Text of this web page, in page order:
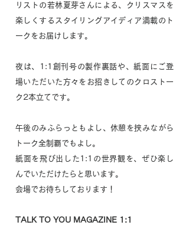
リストの若林夏芽さんによる、クリスマスを
楽しくするスタイリングアイディア満載のト
ークをお届けします。
夜は、1:1創刊号の製作裏話や、紙面にご登
場いただいた方々をお招きしてのクロストー
ク2本立てです。
午後のみふらっともよし、休憩を挟みながら
トーク全制覇でもよし。
紙面を飛び出した1:1の世界観を、ぜひ楽し
んでいただけたらと思います。
会場でお待ちしております！
TALK TO YOU MAGAZINE 1:1